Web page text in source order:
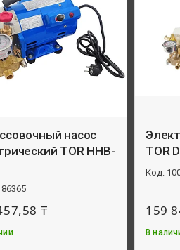
насос
TOR HHB-
₸
TOR
159
В